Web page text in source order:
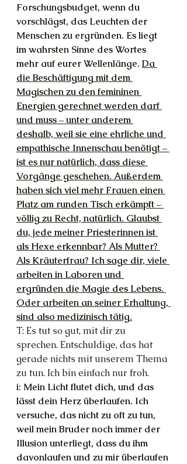
Forschungsbudget, wenn du
vorschlägst, das Leuchten der
Menschen zu ergründen. Es liegt
im wahrsten Sinne des Wortes
mehr auf eurer Wellenlänge. Da
die Beschäftigung mit dem
Magischen zu den femininen
Energien gerechnet werden darf
und muss – unter anderem
deshalb, weil sie eine ehrliche und
empathische Innenschau benötigt –
ist es nur natürlich, dass diese
Vorgänge geschehen. Außerdem
haben sich viel mehr Frauen einen
Platz am runden Tisch erkämpft –
völlig zu Recht, natürlich. Glaubst
du, jede meiner Priesterinnen ist
als Hexe erkennbar? Als Mutter?
Als Kräuterfrau? Ich sage dir, viele
arbeiten in Laboren und
ergründen die Magie des Lebens.
Oder arbeiten an seiner Erhaltung,
sind also medizinisch tätig.
T: Es tut so gut, mit dir zu
sprechen. Entschuldige, das hat
gerade nichts mit unserem Thema
zu tun. Ich bin einfach nur froh.
i: Mein Licht flutet dich, und das
lässt dein Herz überlaufen. Ich
versuche, das nicht zu oft zu tun,
weil mein Bruder noch immer der
Illusion unterliegt, dass du ihm
davonlaufen und zu mir überlaufen